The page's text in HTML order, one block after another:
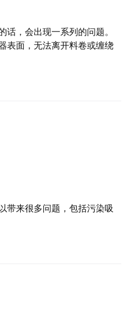
，会出现一系列的问题。
表面，无法离开料卷或缠绕
带来很多问题，包括污染吸